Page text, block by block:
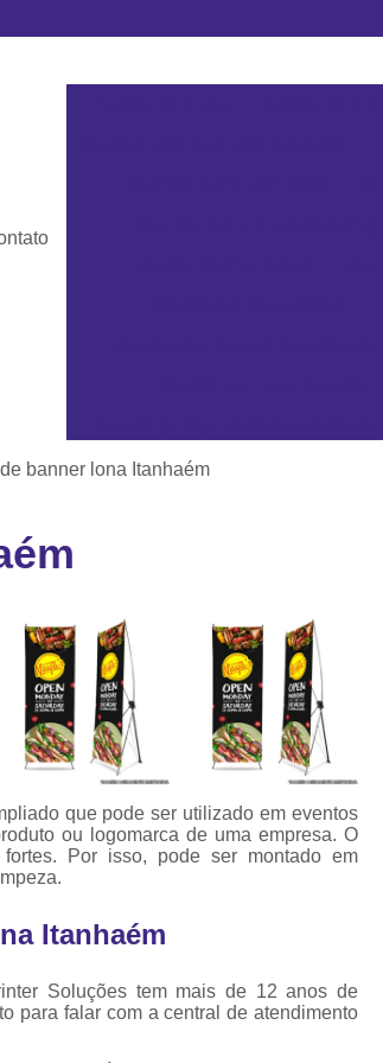
Cartão de Visita em Pvc
Cartão Pvc
Cordão de Crachá
Cordão para Crachá
Cordão para Crachá em
Cordão para Crachá
Fábrica
Cordões para
Cordinha de
Cordinha
Cordinha para
Cordão Crachá
banner lona Itanhaém
que pode ser utilizado em eventos
ou logomarca de uma empresa. O
Por isso, pode ser montado em
Itanhaém
Soluções tem mais de 12 anos de
para falar com a central de atendimento